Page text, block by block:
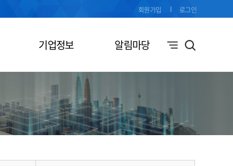
기업정보 알림마당
회원가입 로그인